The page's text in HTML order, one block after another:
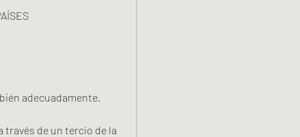
adecuadamente.
través de un tercio de la